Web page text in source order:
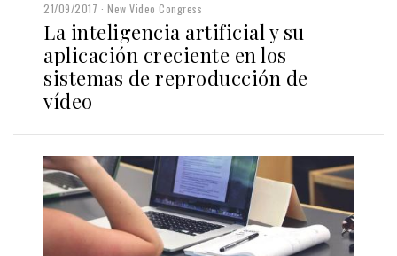
21/09/2017 New Video Congress
La inteligencia artificial y su
aplicación creciente en los
sistemas de reproducción de
vídeo